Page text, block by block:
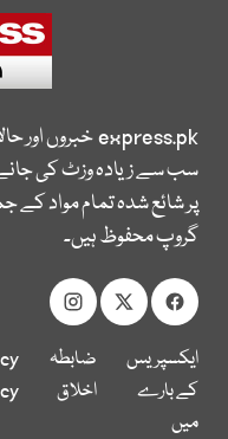
express.pkخبروں اور
سب سے زیادہ وزٹ کی
پر شائع شدہ تمام مواد
گروپ محفوظ ہیں۔
ایکسپریس
کے بارے
میں
ضابطہ
اخلاق